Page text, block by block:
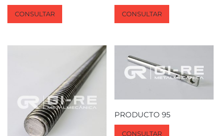
CONSULTAR CONSULTAR
PRODUCTO 95
CONSULTAR